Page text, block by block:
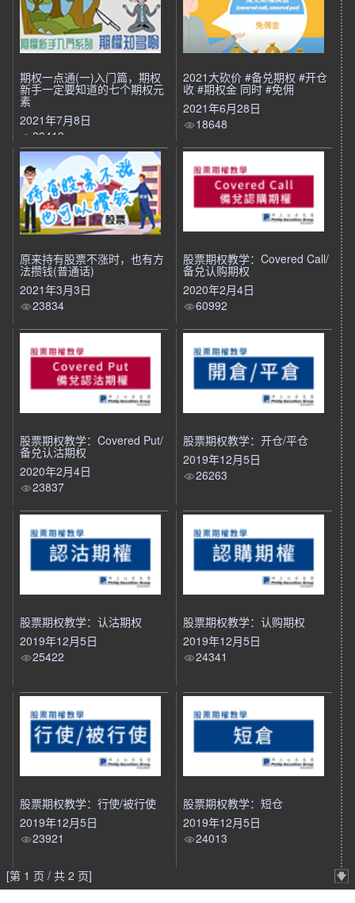
期权一点通(一)入门篇，期权
新手一定要知道的七个期权元
素
2021年7月8日
23419
2021大砍价 #备兑期权 #开仓
收 #期权金 同时 #免佣
2021年6月28日
18648
原来持有股票不涨时，也有方
法攒钱(普通话)
2021年3月3日
23834
股票期权教学：Covered Call/
备兑认购期权
2020年2月4日
60992
股票期权教学：Covered Put/
备兑认沽期权
2020年2月4日
23837
股票期权教学：开仓/平仓
2019年12月5日
26263
股票期权教学：认沽期权
2019年12月5日
25422
股票期权教学：认购期权
2019年12月5日
24341
股票期权教学：行使/被行使
2019年12月5日
23921
股票期权教学：短仓
2019年12月5日
24013
[第 1 页 / 共 2 页]